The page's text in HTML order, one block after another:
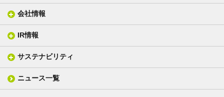
電気絶縁・産業構造材料
織物製品
一般塗工製品
産業用構造材料
塗る
技術用語集
分析メニュー(事例)
分析ニュース
会社情報
会社概要
事業所
関係企業
IR情報
IR情報トップ
サステナビリティ
サステナビリティ・マネジメント
ニュース一覧